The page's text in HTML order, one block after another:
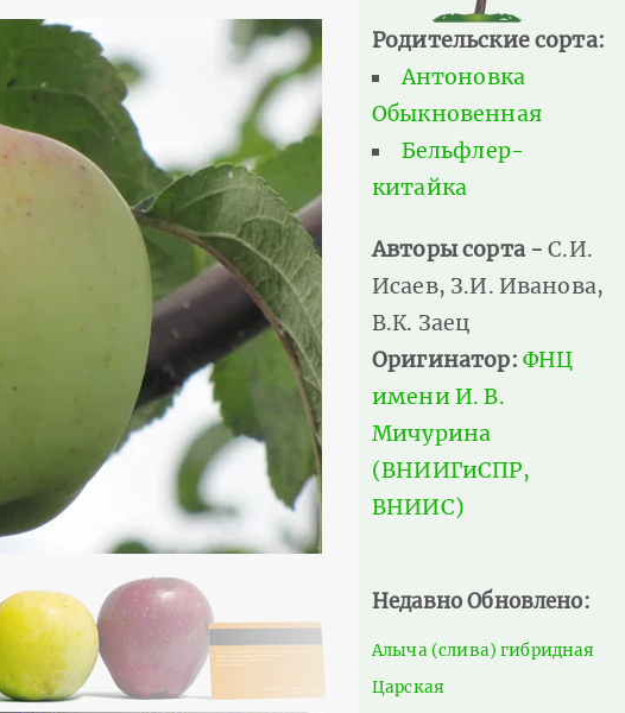
Родительские сорта:
Антоновка
Обыкновенная
Бельфлер-
китайка
Авторы сорта -С.И.
Исаев, З.И. Иванова,
В.К. Заец
Оригинатор: ФНЦ
имени И. В.
Мичурина
(ВНИИГиСПР,
ВНИИС)
Недавно Обновлено:
Алыча (слива) гибридная
Царская